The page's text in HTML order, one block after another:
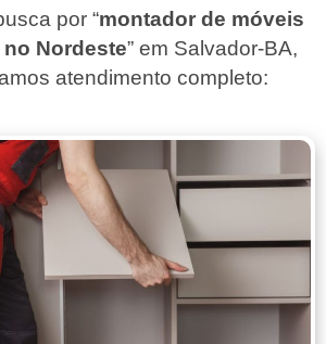
por “montador de móveis
Nordeste” em Salvador-BA,
atendimento completo: